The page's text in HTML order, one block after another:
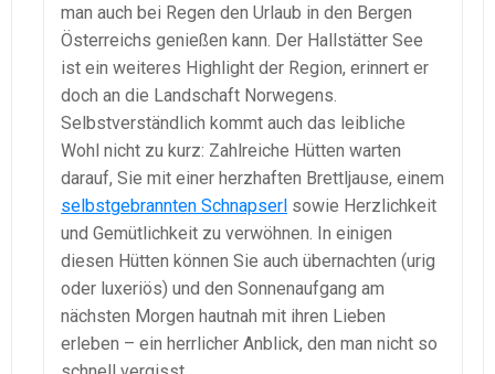
man auch bei Regen den Urlaub in den Bergen
Österreichs genießen kann. Der Hallstätter See
ist ein weiteres Highlight der Region, erinnert er
doch an die Landschaft Norwegens.
Selbstverständlich kommt auch das leibliche
Wohl nicht zu kurz: Zahlreiche Hütten warten
darauf, Sie mit einer herzhaften Brettljause, einem
selbstgebrannten Schnapserl sowie Herzlichkeit
und Gemütlichkeit zu verwöhnen. In einigen
diesen Hütten können Sie auch übernachten (urig
oder luxeriös) und den Sonnenaufgang am
nächsten Morgen hautnah mit ihren Lieben
erleben – ein herrlicher Anblick, den man nicht so